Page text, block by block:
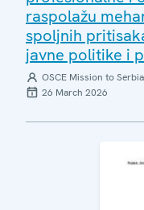
raspolažu
spoljnih
javne politike i
OSCE Mission to Serbia
26 March 2026